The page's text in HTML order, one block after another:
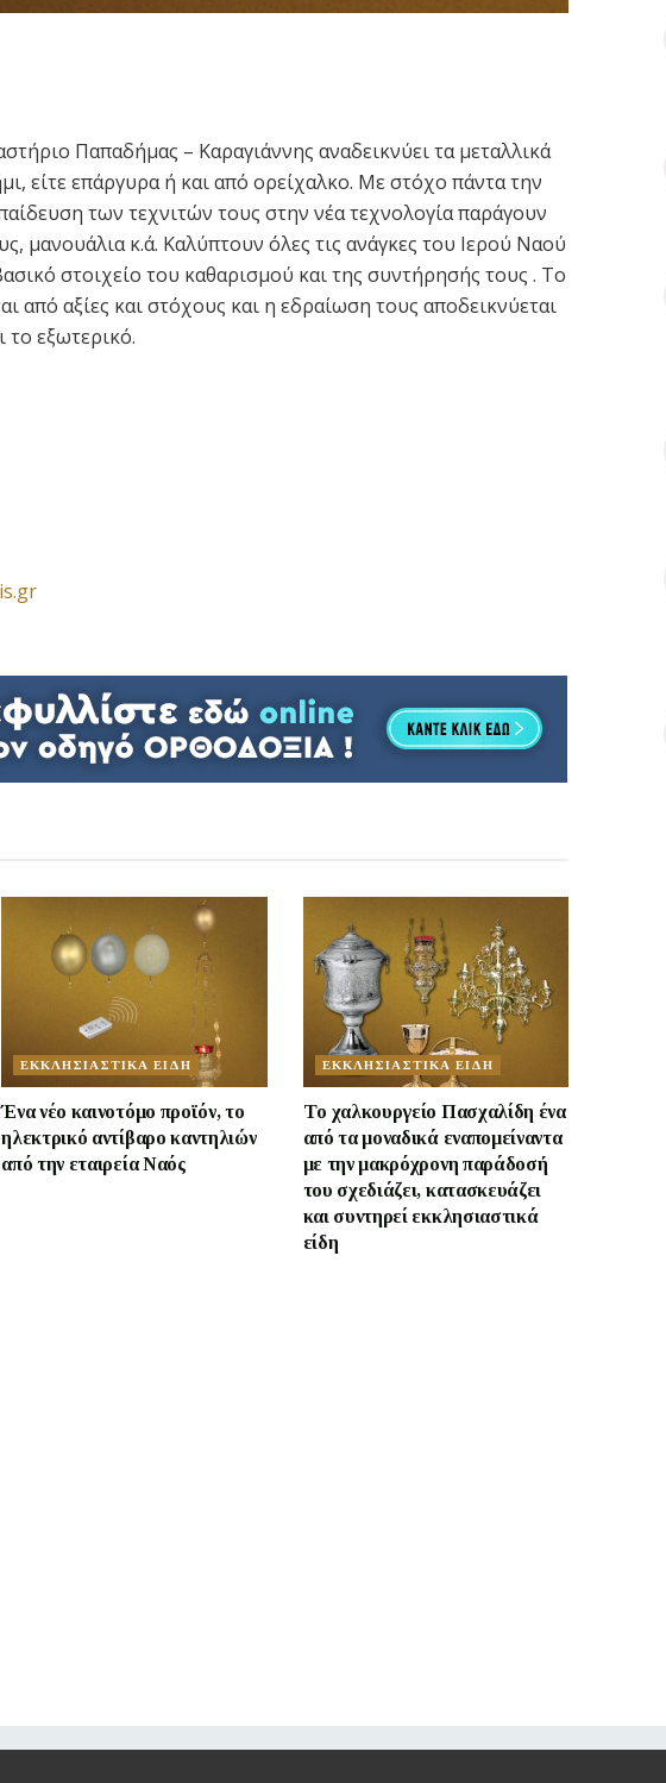
Παπαδήμας – Καραγιάννης αναδεικνύει τα μεταλλικά
είτε επάργυρα ή και από ορείχαλκο. Με στόχο πάντα την
των τεχνιτών τους στην νέα τεχνολογία παράγουν
μανουάλια κ.ά. Καλύπτουν όλες τις ανάγκες του Ιερού Ναού
στοιχείο του καθαρισμού και της συντήρησής τους . Το
από αξίες και στόχους και η εδραίωση τους αποδεικνύεται
το εξωτερικό.
ΕΚΚΛΗΣΙΑΣΤΙΚΑ ΕΙΔΗ
Ένα νέο καινοτόμο προϊόν, το
ηλεκτρικό αντίβαρο καντηλιών
από την εταιρεία Ναός
ΕΚΚΛΗΣΙΑΣΤΙΚΑ ΕΙΔΗ
Tο χαλκουργείο Πασχαλίδη ένα
από τα μοναδικά εναπομείναντα
με την μακρόχρονη παράδοσή
του σχεδιάζει, κατασκευάζει
και συντηρεί εκκλησιαστικά
είδη